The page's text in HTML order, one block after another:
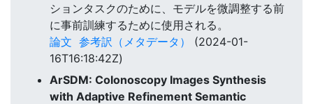
ションタスクのために、モデルを微調整する前
に事前訓練するために使用される。
論文 参考訳（メタデータ）
(2024-01-
16T16:18:42Z)
ArSDM: Colonoscopy Images Synthesis
with Adaptive Refinement Semantic